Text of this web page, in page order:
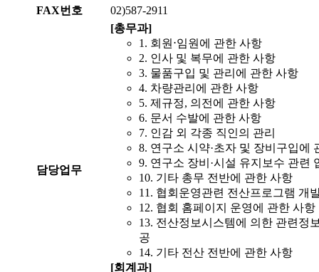
FAX번호
02)587-2911
담당업무
[총무과]
1. 회원⋅임원에 관한 사항
2. 인사 및 복무에 관한 사항
3. 물품구입 및 관리에 관한 사항
4. 차량관리에 관한 사항
5. 제규정, 의전에 관한 사항
6. 문서 수발에 관한 사항
7. 인감 외 각종 직인의 관리
8. 연구소 시약·초자 및 장비구입에
9. 연구소 장비·시설 유지보수 관련
10. 기타 총무 전반에 관한 사항
11. 협회운영관련 전산프로그램 개
12. 협회 홈페이지 운영에 관한 사항
13. 전산정보시스템에 의한 관련정
공
14. 기타 전산 전반에 관한 사항
[회계과]